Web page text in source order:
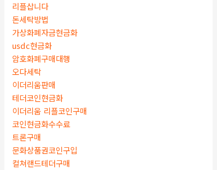
리플삽니다
돈세탁방법
가상화폐자금현금화
usdc현금화
암호화폐구매대행
오다세탁
이더리움판매
테더코인현금화
이더리움 리플코인구매
코인현금화수수료
트론구매
문화상품권코인구입
컬쳐랜드테더구매